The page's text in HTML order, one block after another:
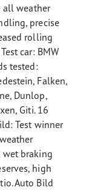
all weather
precise
rolling
car: BMW
tested:
Falken,
Dunlop,
Giti. 16
Test winner
braking
high
Auto Bild